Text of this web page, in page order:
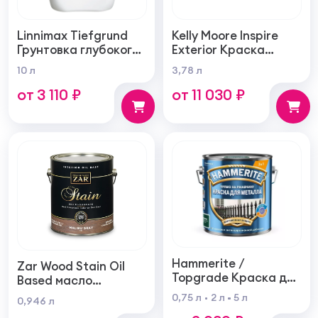
Linnimax Tiefgrund
Грунтовка глубокого
проникновения для
внутренних и
наружных работ
10 л
от 3 110 ₽
Kelly Moore Inspire
Exterior Краска
фасадная
самогрунтующаяся
суперукрывистая
3,78 л
от 11 030 ₽
Zar Wood Stain Oil
Based масло
тонирующая по
дереву
0,946 л
Hammerite /
Topgrade Краска для
металла с
молотковым
0,75 л 2 л 5 л